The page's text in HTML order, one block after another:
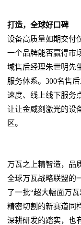
打造，全球好口碑
设备高质量如期交付
一个品牌能否赢得市
域售后经理朱世明先
服务体系。300名售
速度、线上线下服
让让金威刻激光的设
区。
万瓦之上精智造，品
全球万瓦战略联盟的
了一批“超大幅面万
精密切割的新赛道同
深耕研发的踏实，也